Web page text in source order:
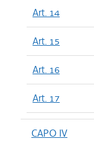
Art. 14
Art. 15
Art. 16
Art. 17
CAPO IV